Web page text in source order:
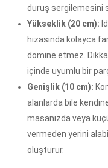
duruş sergilemesini
Yükseklik (20 cm):
hizasında kolayca
domine etmez.
içinde uyumlu bir
Genişlik (10 cm):
alanlarda bile
masanızda veya
vermeden yerini
oluşturur.